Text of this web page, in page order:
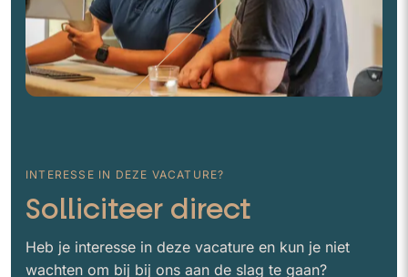
INTERESSE IN DEZE VACATURE?
Solliciteer direct
Heb je interesse in deze vacature en kun je niet
wachten om bij bij ons aan de slag te gaan?